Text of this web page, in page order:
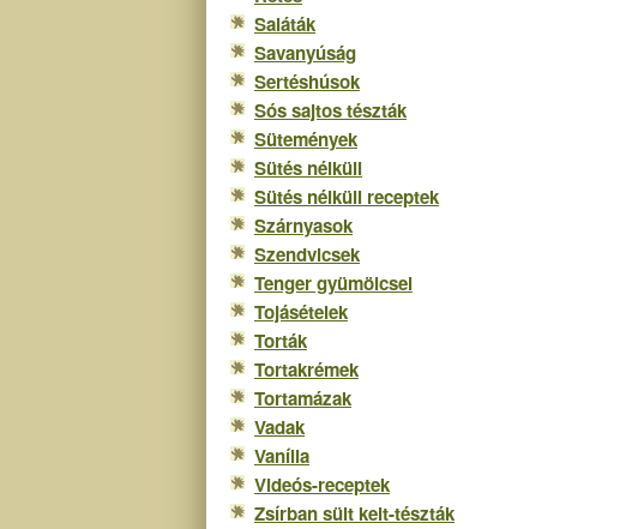
Saláták
Savanyúság
Sertéshúsok
Sós sajtos tészták
Sütemények
Sütés nélküli
Sütés nélküli receptek
Szárnyasok
Szendvicsek
Tenger gyümölcsei
Tojásételek
Torták
Tortakrémek
Tortamázak
Vadak
Vanília
Videós-receptek
Zsírban sült kelt-tészták